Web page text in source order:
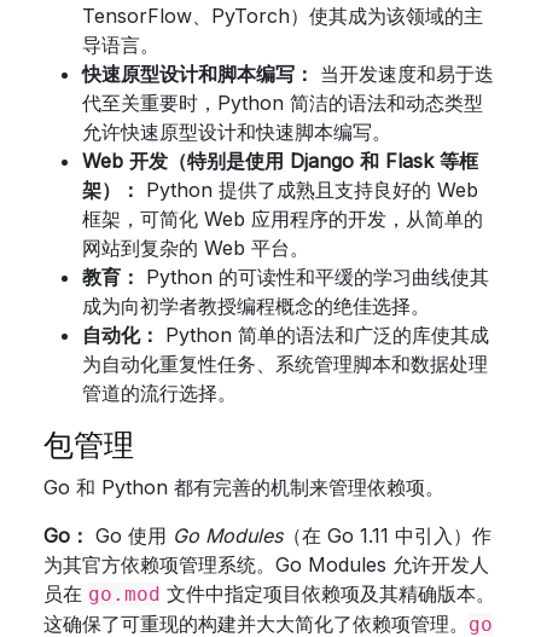
TensorFlow、PyTorch）使其成为该领域的主
导语言。
快速原型设计和脚本编写： 当开发速度和易于迭
代至关重要时，Python 简洁的语法和动态类型
允许快速原型设计和快速脚本编写。
Web 开发（特别是使用 Django 和 Flask 等框
架）： Python 提供了成熟且支持良好的 Web
框架，可简化 Web 应用程序的开发，从简单的
网站到复杂的 Web 平台。
教育： Python 的可读性和平缓的学习曲线使其
成为向初学者教授编程概念的绝佳选择。
自动化： Python 简单的语法和广泛的库使其成
为自动化重复性任务、系统管理脚本和数据处理
管道的流行选择。
包管理
Go 和 Python 都有完善的机制来管理依赖项。
Go： Go 使用 Go Modules（在 Go 1.11 中引入）作
为其官方依赖项管理系统。Go Modules 允许开发人
员在 go.mod 文件中指定项目依赖项及其精确版本。
这确保了可重现的构建并大大简化了依赖项管理。 go